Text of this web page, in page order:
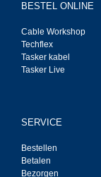
BESTEL ONLINE
Cable Workshop
Techflex
Tasker kabel
Tasker Live
SERVICE
Bestellen
Betalen
Bezorgen